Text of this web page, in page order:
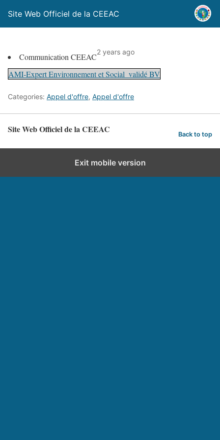
Site Web Officiel de la CEEAC
Communication CEEAC2 years ago
AMI-Expert Environnement et Social_validé BV
Categories: Appel d'offre, Appel d'offre
Site Web Officiel de la CEEAC Back to top
Exit mobile version